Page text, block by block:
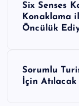
Six Senses
Konaklama
Öncülük
Sorumlu
İçin Atılacak